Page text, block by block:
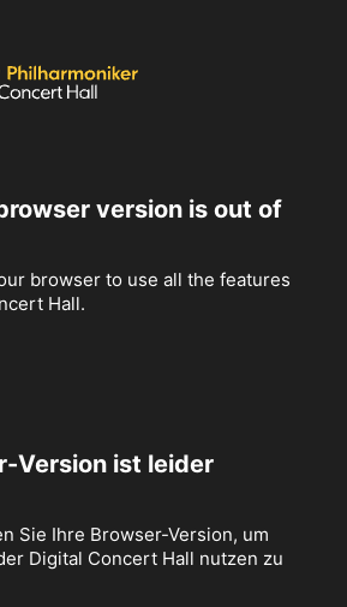
version is out of
browser to use all the features
Hall.
Version ist leider
Sie Ihre Browser-Version, um
Digital Concert Hall nutzen zu